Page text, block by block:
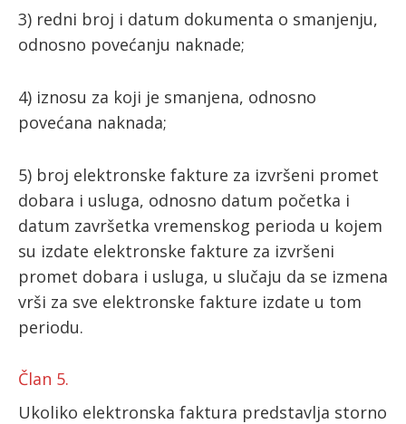
3) redni broj i datum dokumenta o smanjenju,
odnosno povećanju naknade;
4) iznosu za koji je smanjena, odnosno
povećana naknada;
5) broj elektronske fakture za izvršeni promet
dobara i usluga, odnosno datum početka i
datum završetka vremenskog perioda u kojem
su izdate elektronske fakture za izvršeni
promet dobara i usluga, u slučaju da se izmena
vrši za sve elektronske fakture izdate u tom
periodu.
Član 5.
Ukoliko elektronska faktura predstavlja storno